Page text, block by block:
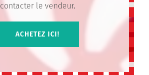
contacter le vendeur.
ACHETEZ ICI!